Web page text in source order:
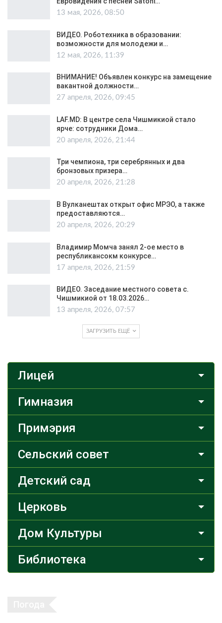
13 мая, 2026, 08:50
ВИДЕО. Роботехника в образовании:
возможности для молодежи и…
12 мая, 2026, 11:39
ВНИМАНИЕ! Объявлен конкурс на замещение
вакантной должности…
27 апреля, 2026, 09:45
LAF.MD: В центре села Чишмикиой стало
ярче: сотрудники Дома…
20 апреля, 2026, 21:44
Три чемпиона, три серебрянных и два
бронзовых призера…
20 апреля, 2026, 21:28
В Вулканештах открыт офис МРЭО, а также
предоставляются…
20 апреля, 2026, 20:29
Владимир Момча занял 2-ое место в
республикансокм конкурсе…
17 апреля, 2026, 21:59
ВИДЕО. Заседание местного совета с.
Чишмикиой от 18.03.2026…
13 апреля, 2026, 07:57
ЗАГРУЗИТЬ ЕЩЁ
Лицей
Гимназия
Примэрия
Сельский совет
Детский сад
Церковь
Дом Культуры
Библиотека